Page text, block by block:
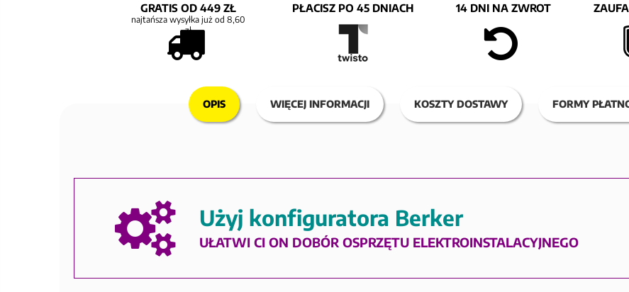
GRATIS OD 449 ZŁ
najtańsza wysyłka już od 8,60
zł
PŁACISZ PO 45 DNIACH 14 DNI NA ZWROT
OPIS WIĘCEJ INFORMACJI KOSZTY DOSTAWY FORMY
Użyj konfiguratora Berker
UŁATWI CI ON DOBÓR OSPRZĘTU ELEKTROINSTALACYJNEGO